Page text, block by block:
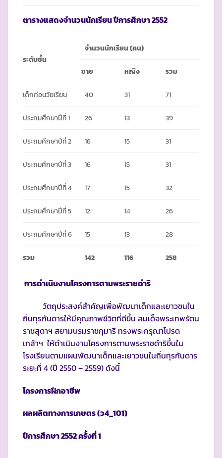
ตารางแสดงจำนวนนักเรียน ปีการศึกษา2552
ระดับชั้น
จำนวนนักเรียน(คน)
ชาย หญิง รวม
เด็กก่อนวัยเรียน 40 31 71
ประถมศึกษาปีที่ 1 26 13 39
ประถมศึกษาปีที่ 2 16 15 31
ประถมศึกษาปีที่ 3 16 15 31
ประถมศึกษาปีที่ 4 17 15 32
ประถมศึกษาปีที่ 5 12 14 26
ประถมศึกษาปีที่ 6 15 13 28
รวม 142 116 258
การดำเนินงานโครงการตามพระราชดำริ
วัตถุประสงค์สำคัญเพื่อพัฒนาเด็กและเยาวชนใน
ถิ่นทุรกันดารให้มีคุณภาพชีวิตที่ดีขึ้น สมเด็จพระเทพรัตน
ราชสุดาฯ สยามบรมราชกุมารี ทรงพระกรุณาโปรด
เกล้าฯ ให้ดำเนินงานโครงการตามพระราชดำริขึ้นใน
โรงเรียนตามแผนพัฒนาเด็กและเยาวชนในถิ่นทุรกันดาร
ระยะที่ 4 (ปี 2550 – 2559) ดังนี้
โครงการฝึกอาชีพ
ผลผลิตทางการเกษตร(ว4_101)
ปีการศึกษา2552 ครั้งที่ 1